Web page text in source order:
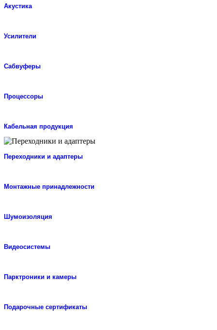
Акустика
Усилители
Сабвуферы
Процессоры
Кабельная продукция
Переходники и адаптеры
Монтажные принадлежности
Шумоизоляция
Видеосистемы
Парктроники и камеры
Подарочные сертификаты